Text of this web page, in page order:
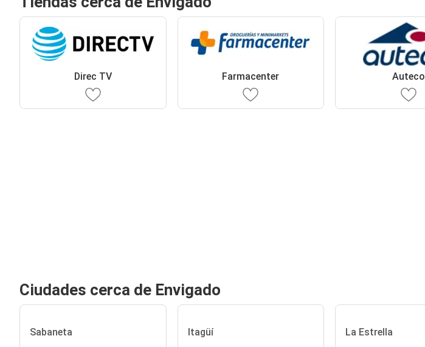
Direc TV Farmacenter Auteco
Ciudades cerca de Envigado
Sabaneta Itagüí La Estrella